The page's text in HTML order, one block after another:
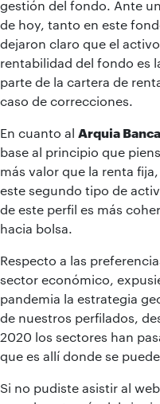
gestión del fondo. Ante
de hoy, tanto en este
dejaron claro que el
rentabilidad del fondo es
parte de la cartera de
caso de correcciones.
En cuanto al Arquia
base al principio que
más valor que la renta
este segundo tipo de
de este perfil es más
hacia bolsa.
Respecto a las
sector económico,
pandemia la estrategia
de nuestros perfilados,
2020 los sectores han
que es allí donde se
Si no pudiste asistir al